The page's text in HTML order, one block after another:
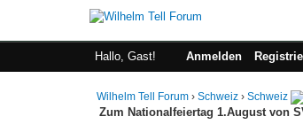
Hallo, Gast! Anmelden
Wilhelm Tell Forum ›Schweiz ›Schweiz
Zum Nationalfeiertag 1.August von